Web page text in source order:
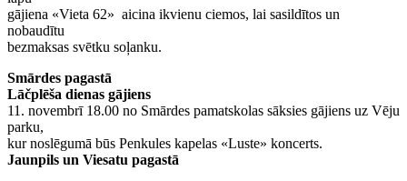
gājiena «Vieta 62» aicina ikvienu ciemos, lai sasildītos un
nobaudītu
bezmaksas svētku soļanku.
Smārdes pagastā
Lāčplēša dienas gājiens
11. novembrī 18.00 no Smārdes pamatskolas sāksies gājiens uz Vēju
parku,
kur noslēgumā būs Penkules kapelas «Luste» koncerts.
Jaunpils un Viesatu pagastā